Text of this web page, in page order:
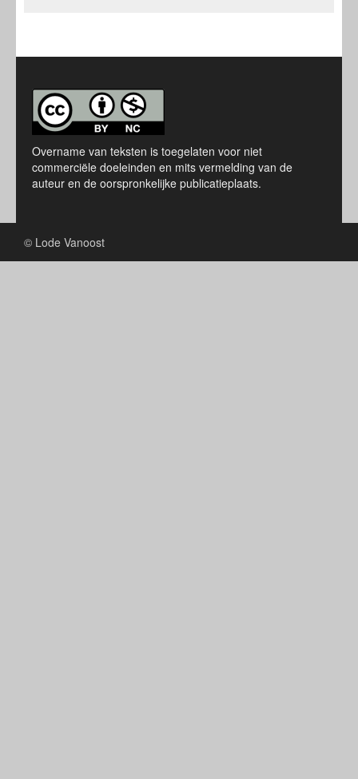
Overname van teksten is toegelaten voor niet
commerciële doeleinden en mits vermelding van de
auteur en de oorspronkelijke publicatieplaats.
© Lode Vanoost